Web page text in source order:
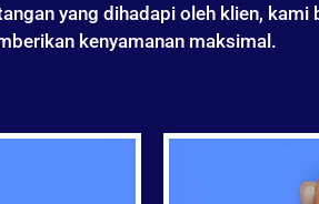
yang dihadapi oleh klien,
kenyamanan maksimal.